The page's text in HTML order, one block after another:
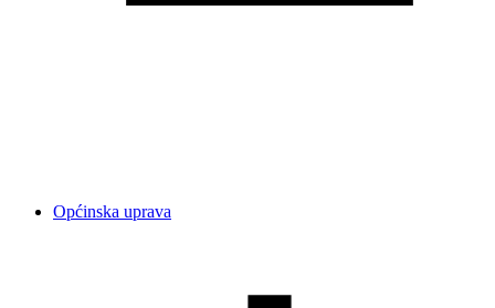
Općinska uprava